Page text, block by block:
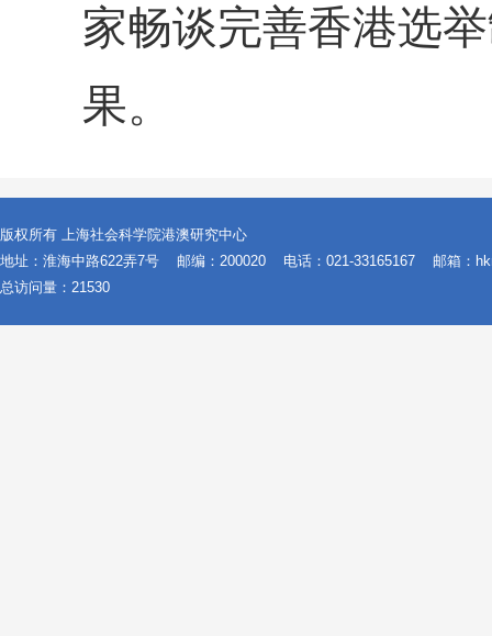
家畅谈完善香港选
果。
版权所有 上海社会科学院港澳研究中心
地址：淮海中路622弄7号
邮编：200020 电话：021-33165167
邮箱：
总访问量： 21530